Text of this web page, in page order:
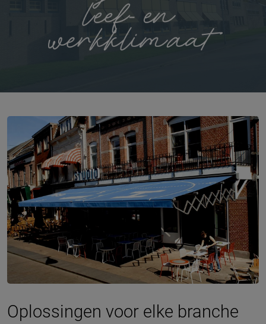
Oplossingen voor elke branche